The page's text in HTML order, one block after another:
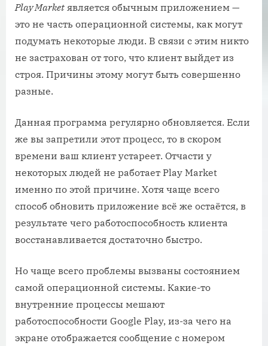
Play Market является обычным приложением —
это не часть операционной системы, как могут
подумать некоторые люди. В связи с этим никто
не застрахован от того, что клиент выйдет из
строя. Причины этому могут быть совершенно
разные.
Данная программа регулярно обновляется. Если
же вы запретили этот процесс, то в скором
времени ваш клиент устареет. Отчасти у
некоторых людей не работает Play Market
именно по этой причине. Хотя чаще всего
способ обновить приложение всё же остаётся, в
результате чего работоспособность клиента
восстанавливается достаточно быстро.
Но чаще всего проблемы вызваны состоянием
самой операционной системы. Какие-то
внутренние процессы мешают
работоспособности Google Play, из-за чего на
экране отображается сообщение с номером